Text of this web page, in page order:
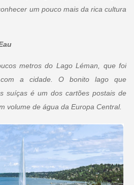
um pouco mais da rica cultura
metros do Lago Léman, que foi
a cidade. O bonito lago que
suíças é um dos cartões postais de
volume de água da Europa Central.